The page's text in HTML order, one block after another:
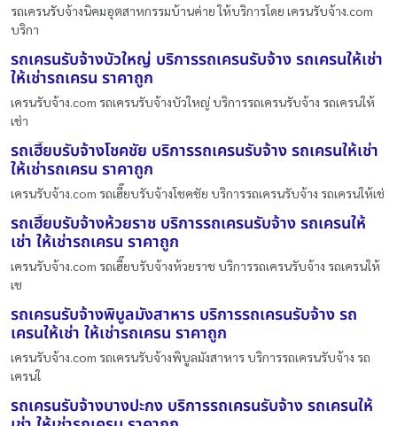
รถเครนรับจ้างนิคมอุตสาหกรรมบ้านค่าย ให้บริการโดย เครนรับจ้าง.com
บริกา
รถเครนรับจ้างบัวใหญ่ บริการรถเครนรับจ้าง รถเครนให้เช่า
ให้เช่ารถเครน ราคาถูก
เครนรับจ้าง.com รถเครนรับจ้างบัวใหญ่ บริการรถเครนรับจ้าง รถเครนให้
เช่า
รถเฮี๊ยบรับจ้างโชคชัย บริการรถเครนรับจ้าง รถเครนให้เช่า
ให้เช่ารถเครน ราคาถูก
เครนรับจ้าง.com รถเฮี๊ยบรับจ้างโชคชัย บริการรถเครนรับจ้าง รถเครนให้เช่
รถเฮี๊ยบรับจ้างห้วยราช บริการรถเครนรับจ้าง รถเครนให้
เช่า ให้เช่ารถเครน ราคาถูก
เครนรับจ้าง.com รถเฮี๊ยบรับจ้างห้วยราช บริการรถเครนรับจ้าง รถเครนให้
เช
รถเครนรับจ้างพิบูลมังสาหาร บริการรถเครนรับจ้าง รถ
เครนให้เช่า ให้เช่ารถเครน ราคาถูก
เครนรับจ้าง.com รถเครนรับจ้างพิบูลมังสาหาร บริการรถเครนรับจ้าง รถ
เครนใ
รถเครนรับจ้างบางปะกง บริการรถเครนรับจ้าง รถเครนให้